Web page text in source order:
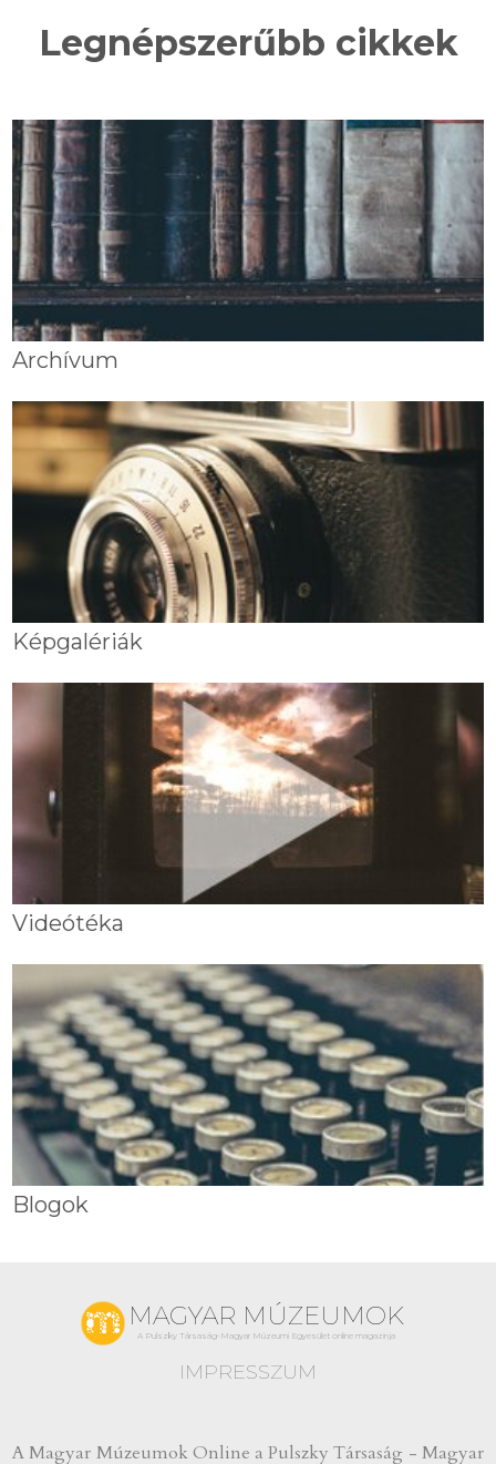
Legnépszerűbb cikkek
Archívum
Képgalériák
Videótéka
Blogok
MAGYAR MÚZEUMOK
A Pulszky Társaság-Magyar Múzeumi Egyesület online magazinja
IMPRESSZUM
A Magyar Múzeumok Online a Pulszky Társaság - Magyar